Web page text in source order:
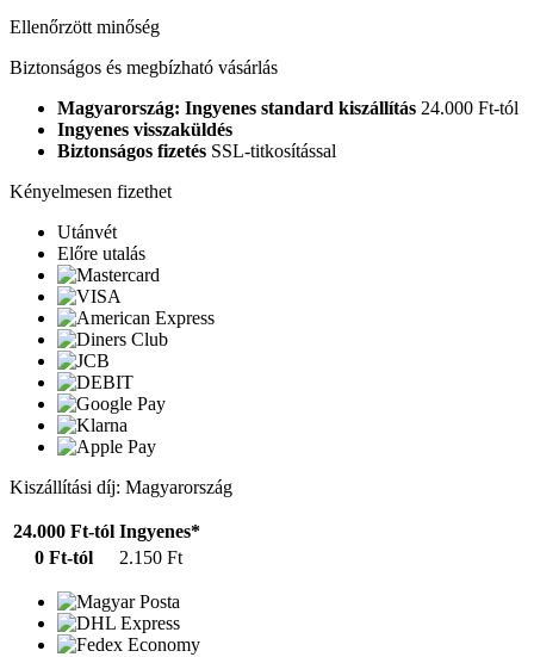
Ellenőrzött minőség
Biztonságos és megbízható vásárlás
Magyarország: Ingyenes standard kiszállítás 24.000 Ft-tól
Ingyenes visszaküldés
Biztonságos fizetés SSL-titkosítással
Kényelmesen fizethet
Utánvét
Előre utalás
Kiszállítási díj: Magyarország
24.000 Ft-tól Ingyenes*
0 Ft-tól
2.150 Ft